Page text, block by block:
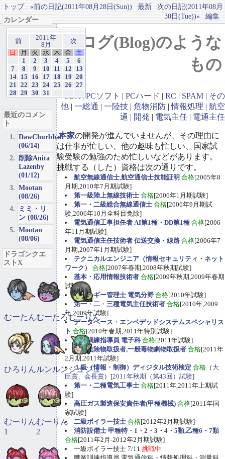
トップ «前の日記(2011年08月28日(Sun)) 最新
次の日記(2011年08月
30日(Tue))»
編集
ブログ(Blog)のような
もの
GBA|PCソフト | PCハード | RC | SPAM | その
他 | 一総通 | 一陸技 | 危物消防 |情報処理 | 航空
通 | 開発 | 電気主任 | 電通主任
本家の開発が進んでいませんが、その理由に
は仕事が忙しい、他の趣味も忙しい、国家試
験受験の勉強のため忙しいなどがあります。
挑戦する（した）資格は次の通りです。
航空無線通信士,航空通信士技能証明 合格[2005年8
月期,2010年7月期試験]
第一級陸上無線技術士 合格[2006年1月期試験]
第一・二級総合無線通信士 合格[2006年9月期試
験,2006年10月全科目免除]
電気通信工事担任者 AI第1種・DD第1種 合格[2006
年11月期試験]
電気通信主任技術者 伝送交換・線路 合格[2006年7
月期,2007年1月期試験]
テクニカルエンジニア（情報セキュリティ・ネット
ワーク）
合格[2007年春期,2008年秋期試験]
基本・応用情報技術者 合格[2009年秋期,2009年春期
試験]
エネルギー管理士 電気分野 合格[2010年試験]
第一・二 ・ 三種電気主任技術者 合格[2010年,2009
年,2009年試験]
データベース ・ エンベデッドシステムスペシャリス
ト 合格[2010年春期,2011年特別試験]
職業訓練指導員 電子科 合格[2011年試験]
甲種危険物取扱者,一般毒物劇物取扱者 合格[2011年
2月期,2011年試験]
１級（情報・制御）ディジタル技術検定 合格 （ 大
臣賞、会長賞）[2011年秋期（第43回）試験]
第一・二種電気工事士 合格[2011年,2011年上期試
験]
高圧ガス製造保安責任者(甲種機械) 合格[2011年国
家試験]
二級ボイラー技士 合格[2012年2月期試験]
消防設備士 甲種特・1・2・3・4・5類,乙種6・7類
合格[2011年2月-2012年2月期試験]
一級ボイラー技士 7/11 挑戦中
カレンダー
前
2011年
8月
次
日
月 火 水 木 金
土
1
2 3 4 5
6
7
8 9 10 11 12
13
14
15 16 17 18 19
20
21
22 23 24 25 26
27
28
29 30 31
最近のコメン
ト
DawChurbhab
(06/14)
削除Anita
Lazenby
(01/12)
Mootan
(08/26)
ミミ・リ
ン (08/26)
Mootan
(08/06)
ドラゴンクエ
ストX
むーたんむーたろむーりん
ひろりんルンルンジュジュ
むーりん
1
むーりん
2